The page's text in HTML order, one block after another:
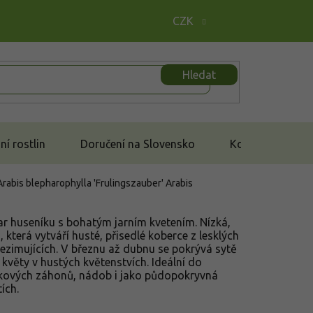
CZK
Hledat
rostlin Doručení na Slovensko Kontakt
blepharophylla 'Frulingszauber' Arabis
huseníku s bohatým jarním kvetením. Nízká,
která vytváří husté, přisedlé koberce z lesklých
V březnu až dubnu se pokrývá sytě
v hustých květenstvích. Ideální do
záhonů, nádob i jako půdopokryvná